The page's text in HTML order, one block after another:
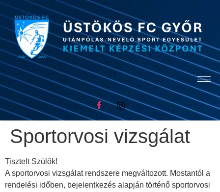
Sportorvosi vizsgálat
Tisztelt Szülők!
A sportorvosi vizsgálat rendszere megváltozott. Mostantól a
rendelési időben, bejelentkezés alapján történő sportorvosi